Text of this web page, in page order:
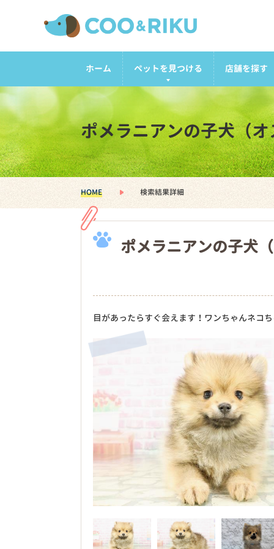
ホーム ペットを見つける 店舗を探す
ポメラニアンの子犬（
HOME 検索結果詳細
ポメラニアンの子
目があったらすぐ会えます！ワンちゃんネコ